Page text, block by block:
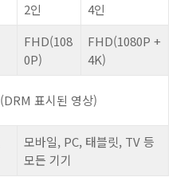
2인 4인
FHD(108
0P)
FHD(1080P +
4K)
(DRM 표시된 영상)
모바일, PC, 태블릿, TV등
모든 기기